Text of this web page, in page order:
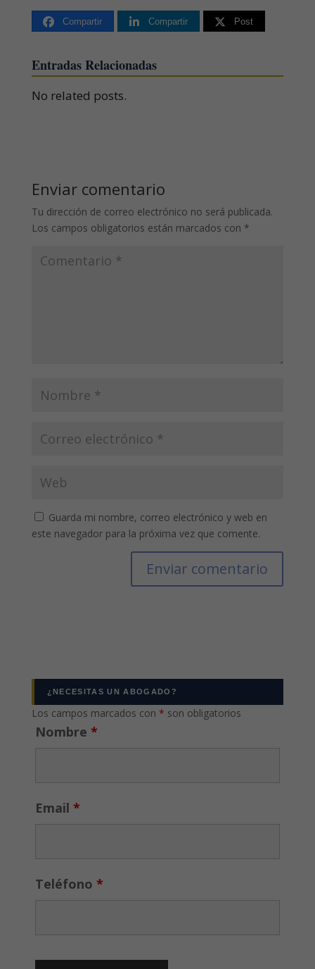
Compartir Compartir Post
Entradas Relacionadas
No related posts.
Enviar comentario
Tu dirección de correo electrónico no será publicada.
Los campos obligatorios están marcados con *
Guarda mi nombre, correo electrónico y web en
este navegador para la próxima vez que comente.
¿NECESITAS UN ABOGADO?
Los campos marcados con * son obligatorios
Nombre *
Email *
Teléfono *